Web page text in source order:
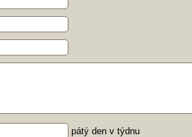
pátý den v týdnu